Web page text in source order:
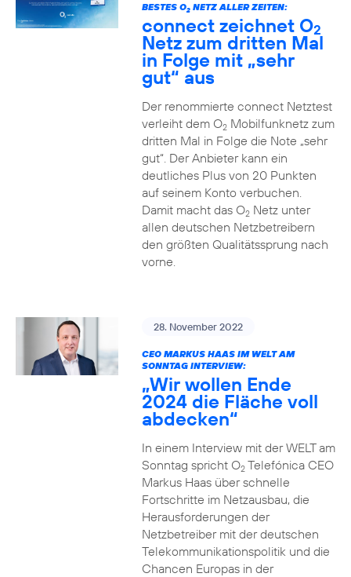
BESTES O2NETZ ALLER ZEITEN:
connect zeichnet O2
Netz zum dritten Mal
in Folge mit „sehr
gut“ aus
Der renommierte connect Netztest
verleiht dem O2Mobilfunknetz zum
dritten Mal in Folge die Note „sehr
gut“. Der Anbieter kann ein
deutliches Plus von 20 Punkten
auf seinem Konto verbuchen.
Damit macht das O2Netz unter
allen deutschen Netzbetreibern
den größten Qualitätssprung nach
vorne.
28. November 2022
CEO MARKUS HAAS IM WELT AM
SONNTAG INTERVIEW:
„Wir wollen Ende
2024 die Fläche voll
abdecken“
In einem Interview mit der WELT am
Sonntag spricht O2Telefónica CEO
Markus Haas über schnelle
Fortschritte im Netzausbau, die
Herausforderungen der
Netzbetreiber mit der deutschen
Telekommunikationspolitik und die
Chancen Europas in der